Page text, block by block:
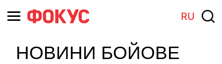
RU
НОВИНИ БОЙОВЕ